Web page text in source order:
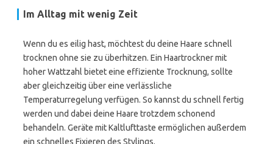
Im Alltag mit wenig Zeit
Wenn du es eilig hast, möchtest du deine Haare schnell
trocknen ohne sie zu überhitzen. Ein Haartrockner mit
hoher Wattzahl bietet eine effiziente Trocknung, sollte
aber gleichzeitig über eine verlässliche
Temperaturregelung verfügen. So kannst du schnell fertig
werden und dabei deine Haare trotzdem schonend
behandeln. Geräte mit Kaltlufttaste ermöglichen außerdem
ein schnelles Fixieren des Stylings.